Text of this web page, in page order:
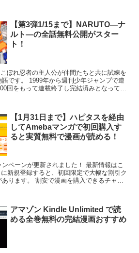
【第3弾1/15まで】NARUTO―ナ
ルト―の全話無料公開がスター
ト！
ぼれ忍者の主人公が仲間たちと共に試練を
年ジャンプで連
回をもって連載終了し完結済みとなってい
【1月31日まで】ハピタスを経由
してAmebaマンガで初回購入す
ると実質無料で漫画が読める！
ンが更新されました！ 最新情報はこ
を購入できるチャン
アマゾン Kindle Unlimited で読
める全巻無料の完結漫画おすすめ